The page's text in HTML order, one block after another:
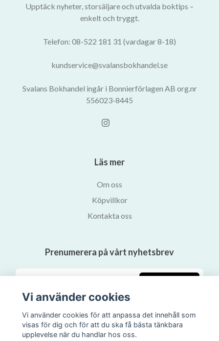
Upptäck nyheter, storsäljare och utvalda boktips –
enkelt och tryggt.
Telefon: 08-522 181 31 (vardagar 8-18)
kundservice@svalansbokhandel.se
Svalans Bokhandel ingår i Bonnierförlagen AB org.nr
556023-8445
Läs mer
Om oss
Köpvillkor
Kontakta oss
Prenumerera på vårt nyhetsbrev
Vi använder cookies
Vi använder cookies för att anpassa det innehåll som
visas för dig och för att du ska få bästa tänkbara
upplevelse när du handlar hos oss.